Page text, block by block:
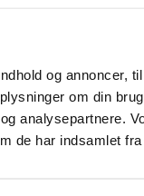
og annoncer,
om din
analysepartnere.
de har indsamlet
i Tønder. Så hjælper